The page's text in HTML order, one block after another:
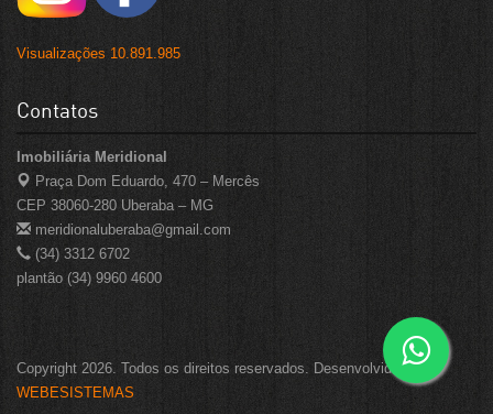
Visualizações 10.891.985
Contatos
Imobiliária Meridional
Praça Dom Eduardo, 470 – Mercês
CEP 38060-280 Uberaba – MG
meridionaluberaba@gmail.com
(34) 3312 6702
plantão (34) 9960 4600
Copyright 2026. Todos os direitos reservados. Desenvolvido por
WEBESISTEMAS